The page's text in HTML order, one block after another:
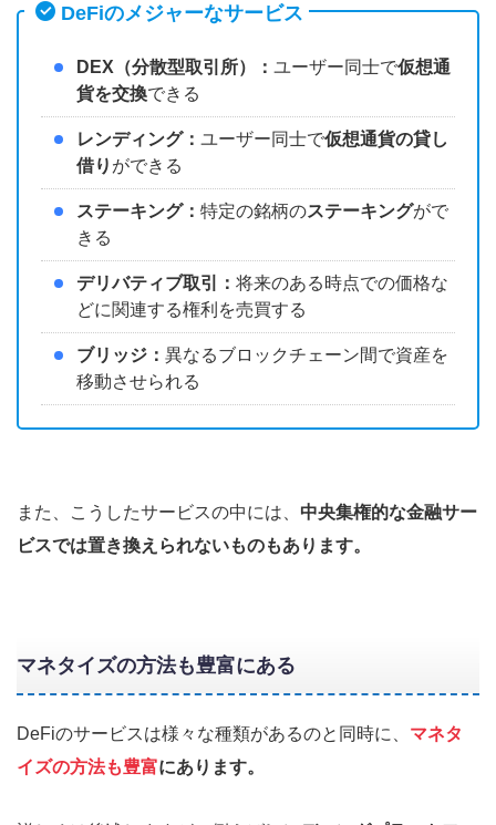
DeFiのメジャーなサービス
DEX（分散型取引所）： ユーザー同士で仮想通
貨を交換できる
レンディング： ユーザー同士で仮想通貨の貸し
借り ができる
ステーキング： 特定の銘柄のステーキングがで
きる
デリバティブ取引： 将来のある時点での価格な
どに関連する権利を売買する
ブリッジ： 異なるブロックチェーン間で資産を
移動させられる
また、こうしたサービスの中には、 中央集権的な金融サー
ビスでは置き換えられないものもあります。
マネタイズの方法も豊富にある
DeFiのサービスは様々な種類があるのと同時に、 マネタ
イズの方法も豊富にあります。